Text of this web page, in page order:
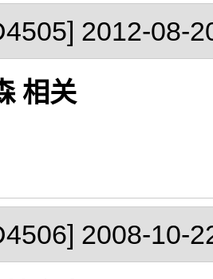
2012-08-
相关
2008-10-